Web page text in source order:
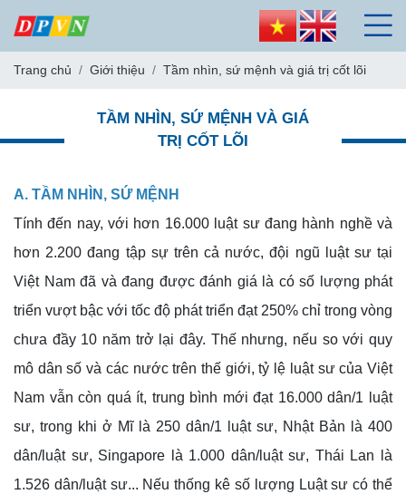
Trang chủ Giới thiệu Tầm nhìn, sứ mệnh và giá trị cốt lõi
TẦM NHÌN, SỨ MỆNH VÀ GIÁ
TRỊ CỐT LÕI
A. TẦM NHÌN, SỨ MỆNH
Tính đến nay, với hơn 16.000 luật sư đang hành nghề và
hơn 2.200 đang tập sự trên cả nước, đội ngũ luật sư tại
Việt Nam đã và đang được đánh giá là có số lượng phát
triển vượt bậc với tốc độ phát triển đạt 250% chỉ trong vòng
chưa đầy 10 năm trở lại đây. Thế nhưng, nếu so với quy
mô dân số và các nước trên thế giới, tỷ lệ luật sư của Việt
Nam vẫn còn quá ít, trung bình mới đạt 16.000 dân/1 luật
sư, trong khi ở Mĩ là 250 dân/1 luật sư, Nhật Bản là 400
dân/luật sư, Singapore là 1.000 dân/luật sư, Thái Lan là
1.526 dân/luật sư... Nếu thống kê số lượng Luật sư có thể